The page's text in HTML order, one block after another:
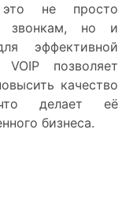
не просто
звонкам, но и
эффективной
позволяет
качество
что делает её
бизнеса.